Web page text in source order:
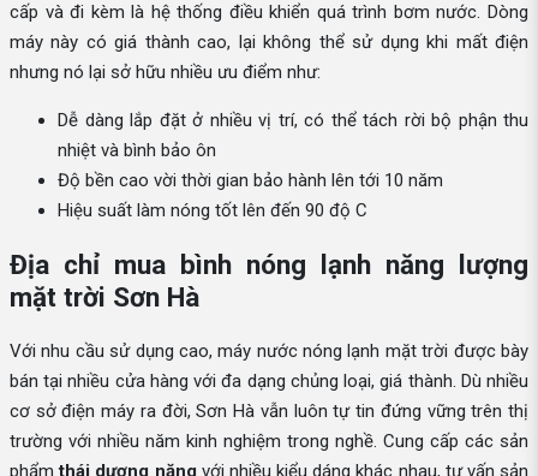
cấp và đi kèm là hệ thống điều khiển quá trình bơm nước. Dòng
máy này có giá thành cao, lại không thể sử dụng khi mất điện
nhưng nó lại sở hữu nhiều ưu điểm như:
Dễ dàng lắp đặt ở nhiều vị trí, có thể tách rời bộ phận thu
nhiệt và bình bảo ôn
Độ bền cao vời thời gian bảo hành lên tới 10 năm
Hiệu suất làm nóng tốt lên đến 90 độ C
Địa chỉ mua bình nóng lạnh năng lượng
mặt trời Sơn Hà
Với nhu cầu sử dụng cao, máy nước nóng lạnh mặt trời được bày
bán tại nhiều cửa hàng với đa dạng chủng loại, giá thành. Dù nhiều
cơ sở điện máy ra đời, Sơn Hà vẫn luôn tự tin đứng vững trên thị
trường với nhiều năm kinh nghiệm trong nghề. Cung cấp các sản
phẩmthái dương năngvới nhiều kiểu dáng khác nhau, tư vấn sản